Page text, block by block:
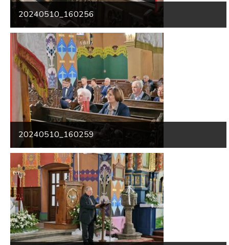
20240510_160256
20240510_160259